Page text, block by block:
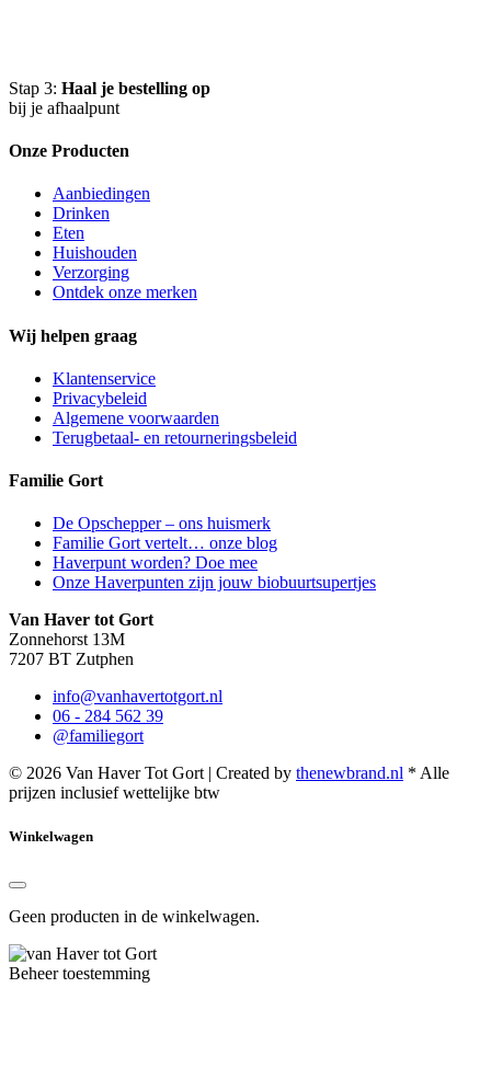
Stap 3: Haal je bestelling op
bij je afhaalpunt
Onze Producten
Aanbiedingen
Drinken
Eten
Huishouden
Verzorging
Ontdek onze merken
Wij helpen graag
Klantenservice
Privacybeleid
Algemene voorwaarden
Terugbetaal- en retourneringsbeleid
Familie Gort
De Opschepper – ons huismerk
Familie Gort vertelt… onze blog
Haverpunt worden? Doe mee
Onze Haverpunten zijn jouw biobuurtsupertjes
Van Haver tot Gort
Zonnehorst 13M
7207 BT Zutphen
info@vanhavertotgort.nl
06 - 284 562 39
@familiegort
© 2026 Van Haver Tot Gort | Created by thenewbrand.nl * Alle
prijzen inclusief wettelijke btw
Winkelwagen
Geen producten in de winkelwagen.
Beheer toestemming